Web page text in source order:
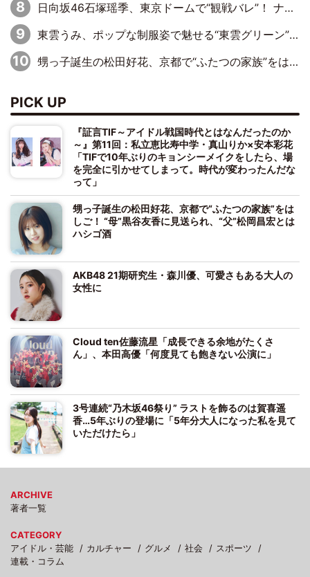
日向坂46石塚瑶季、東京ドームで“観戦バレ”！ ナイツ・塙も認めた「巨人に詳しすぎるアイドル」は元VENUSスクール生で杉内コーチ推し⁉
東雲うみ、ポップな制服姿で魅せる“東雲グリーン”の正体
甥っ子誕生の松田好花、京都で“ふたつの家族”をはしご！ “母”黒谷友香に見送られ、“父”松岡昌宏とはハシゴ酒
PICK UP
『証言TIF～アイドル戦国時代とはなんだったのか
～』第11回：私立恵比寿中学・真山りか×安本彩花
「TIFで10年ぶりのキョンシーメイクをしたら、場
を完全に引かせてしまって。時代が変わったんだな
って」
甥っ子誕生の松田好花、京都で“ふたつの家族”をは
しご！ “母”黒谷友香に見送られ、“父”松岡昌宏とは
ハシゴ酒
AKB48 21期研究生・森川優、可愛さもある大人の
女性に
Cloud ten佐藤流星「成長できる余地がたくさ
ん」、本田高優「何度見ても飽きない公演に」
3号連続“乃木坂46祭り” ラストを飾るのは賀喜遥
香…5年ぶりの登場に「5年分大人になった私を見て
いただけたら」
ARCHIVE
著者一覧
CATEGORY
アイドル・芸能
カルチャー グルメ 社会
スポーツ
連載・コラム